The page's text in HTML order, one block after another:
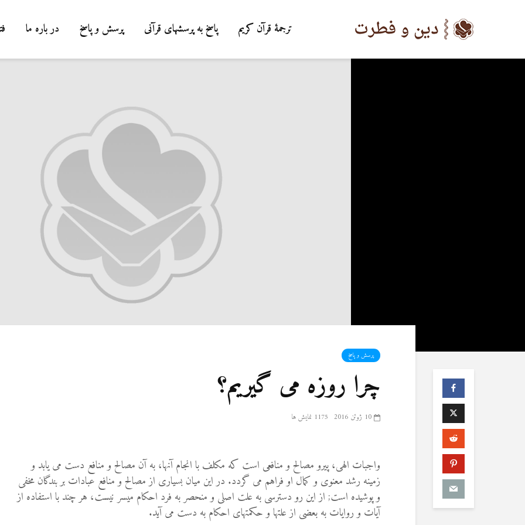
ترجمۀ قرآن کریم پاسخ به پرسشهای قرآنی پرسش و پاسخ در باره ما
پرسش و پاسخ
چرا روزه می گیریم؟
10 ژوئن 2016 1175 نمایش ها
واجبات الهى، پيرو مصالح و منافعى است كه مكلف با انجام آنها، به آن مصالح و منافع دست مى يابد و
زمينه رشد معنوى و كمال او فراهم مى گردد. در اين ميان بسيارى از مصالح و منافع عبادات بر بندگان مخفى
و پوشيده است; از اين رو دسترسى به علت اصلى و منحصر به فرد احكام ميسر نيست، هر چند با استفاده از
آيات و روايات به بعضى از علتها و حكمتهاى احكام به دست مى آيد.